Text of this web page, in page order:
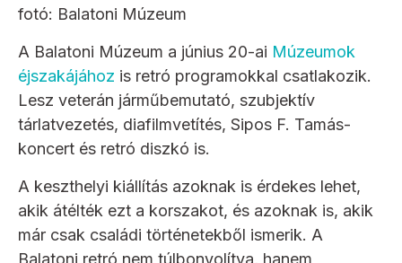
fotó: Balatoni Múzeum
A Balatoni Múzeum a június 20-ai Múzeumok
éjszakájához is retró programokkal csatlakozik.
Lesz veterán járműbemutató, szubjektív
tárlatvezetés, diafilmvetítés, Sipos F. Tamás-
koncert és retró diszkó is.
A keszthelyi kiállítás azoknak is érdekes lehet,
akik átélték ezt a korszakot, és azoknak is, akik
már csak családi történetekből ismerik. A
Balatoni retró nem túlbonyolítva, hanem